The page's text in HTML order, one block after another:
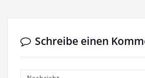
Schreibe einen